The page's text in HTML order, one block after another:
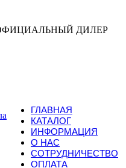
ДИЛЕР
ГЛАВНАЯ
КАТАЛОГ
ИНФОРМАЦИЯ
О НАС
СОТРУДНИЧЕСТВО
ОПЛАТА